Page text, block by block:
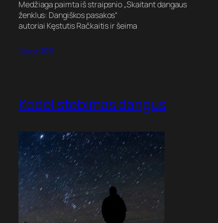
Medžiaga paimta iš straipsnio „Skaitant dangaus
ženklus: Dangiškos pasakos“
autoriai Kęstutis Račkaitis ir šeima
1 kovo, 2015
Kodėl stebimas dangus